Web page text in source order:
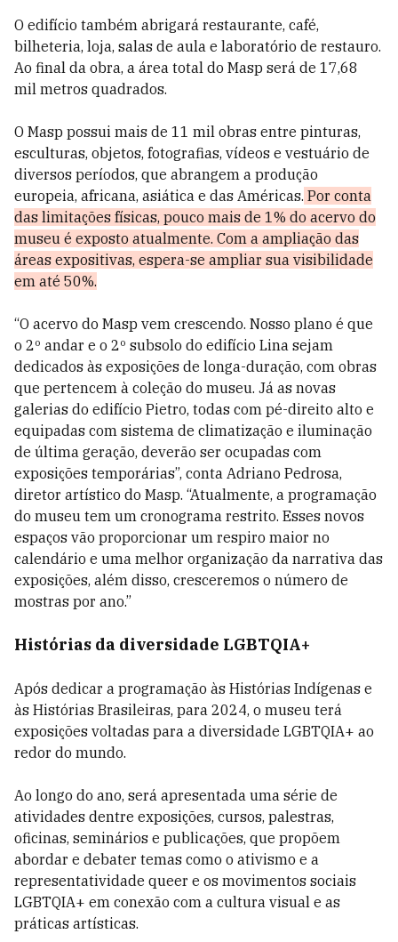
O edifício também abrigará restaurante, café,
bilheteria, loja, salas de aula e laboratório de restauro.
Ao final da obra, a área total do Masp será de 17,68
mil metros quadrados.
O Masp possui mais de 11 mil obras entre pinturas,
esculturas, objetos, fotografias, vídeos e vestuário de
diversos períodos, que abrangem a produção
europeia, africana, asiática e das Américas. Por conta
das limitações físicas, pouco mais de 1% do acervo do
museu é exposto atualmente. Com a ampliação das
áreas expositivas, espera-se ampliar sua visibilidade
em até 50%.
“O acervo do Masp vem crescendo. Nosso plano é que
o 2º andar e o 2º subsolo do edifício Lina sejam
dedicados às exposições de longa-duração, com obras
que pertencem à coleção do museu. Já as novas
galerias do edifício Pietro, todas com pé-direito alto e
equipadas com sistema de climatização e iluminação
de última geração, deverão ser ocupadas com
exposições temporárias”, conta Adriano Pedrosa,
diretor artístico do Masp. “Atualmente, a programação
do museu tem um cronograma restrito. Esses novos
espaços vão proporcionar um respiro maior no
calendário e uma melhor organização da narrativa das
exposições, além disso, cresceremos o número de
mostras por ano.”
Histórias da diversidade LGBTQIA+
Após dedicar a programação às Histórias Indígenas e
às Histórias Brasileiras, para 2024, o museu terá
exposições voltadas para a diversidade LGBTQIA+ ao
redor do mundo.
Ao longo do ano, será apresentada uma série de
atividades dentre exposições, cursos, palestras,
oficinas, seminários e publicações, que propõem
abordar e debater temas como o ativismo e a
representatividade queer e os movimentos sociais
LGBTQIA+ em conexão com a cultura visual e as
práticas artísticas.